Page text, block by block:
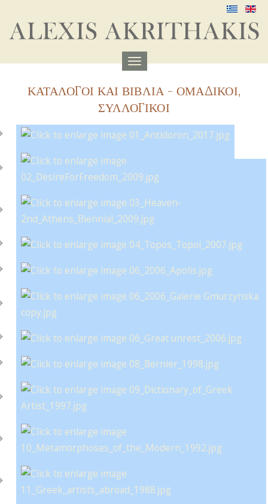
Menu
ΚΑΤΑΛΟΓΟΙ ΚΑΙ ΒΙΒΛΙΑ - ΟΜΑΔΙΚΟΙ,
ΣΥΛΛΟΓΙΚΟΙ